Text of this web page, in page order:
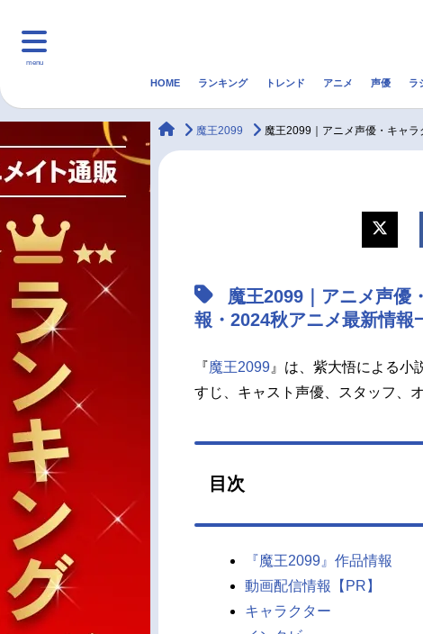
menu
マンガ・ラノベ
声優記事一覧
HOME ランキング トレンド アニメ 声優 ラ
animateTimes
魔王2099 魔王2099｜アニメ声優・キャ
魔王2099｜アニメ声優
報・2024秋アニメ最新情報
『魔王2099 』は、紫大悟による小
すじ、キャスト声優、スタッフ、
目次
『魔王2099』作品情報
動画配信情報【PR】
キャラクター